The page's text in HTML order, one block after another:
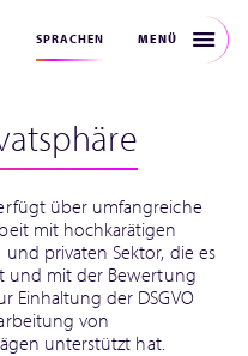
SPRACHEN MENÜ
über umfangreiche
mit hochkarätigen
privaten Sektor, die es
und mit der Bewertung
Einhaltung der DSGVO
von
unterstützt hat.